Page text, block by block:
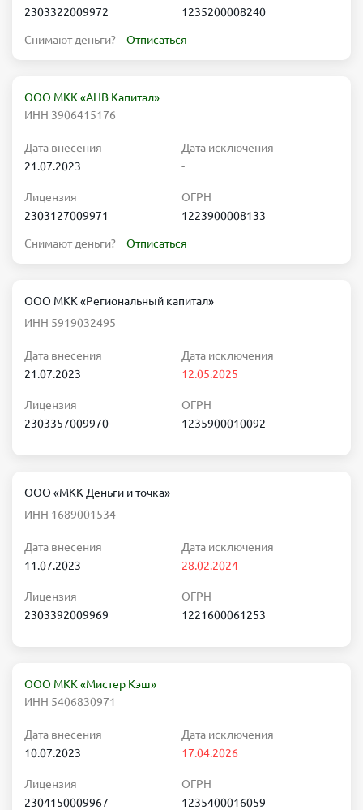
2303322009972
1235200008240
Снимают деньги? Отписаться
ООО МКК «АНВ Капитал»
ИНН 3906415176
Дата внесения
21.07.2023
Дата исключения
-
Лицензия
2303127009971
ОГРН
1223900008133
Снимают деньги? Отписаться
ООО МКК «Региональный капитал»
ИНН 5919032495
Дата внесения
21.07.2023
Дата исключения
12.05.2025
Лицензия
2303357009970
ОГРН
1235900010092
ООО «МКК Деньги и точка»
ИНН 1689001534
Дата внесения
11.07.2023
Дата исключения
28.02.2024
Лицензия
2303392009969
ОГРН
1221600061253
ООО МКК «Мистер Кэш»
ИНН 5406830971
Дата внесения
10.07.2023
Дата исключения
17.04.2026
Лицензия
2304150009967
ОГРН
1235400016059